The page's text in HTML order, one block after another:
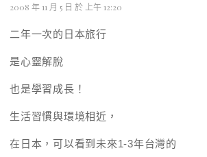
2008 年 11 月 5 日 於 上午 12:20
二年一次的日本旅行
是心靈解脫
也是學習成長！
生活習慣與環境相近，
在日本，可以看到未來1-3年台灣的